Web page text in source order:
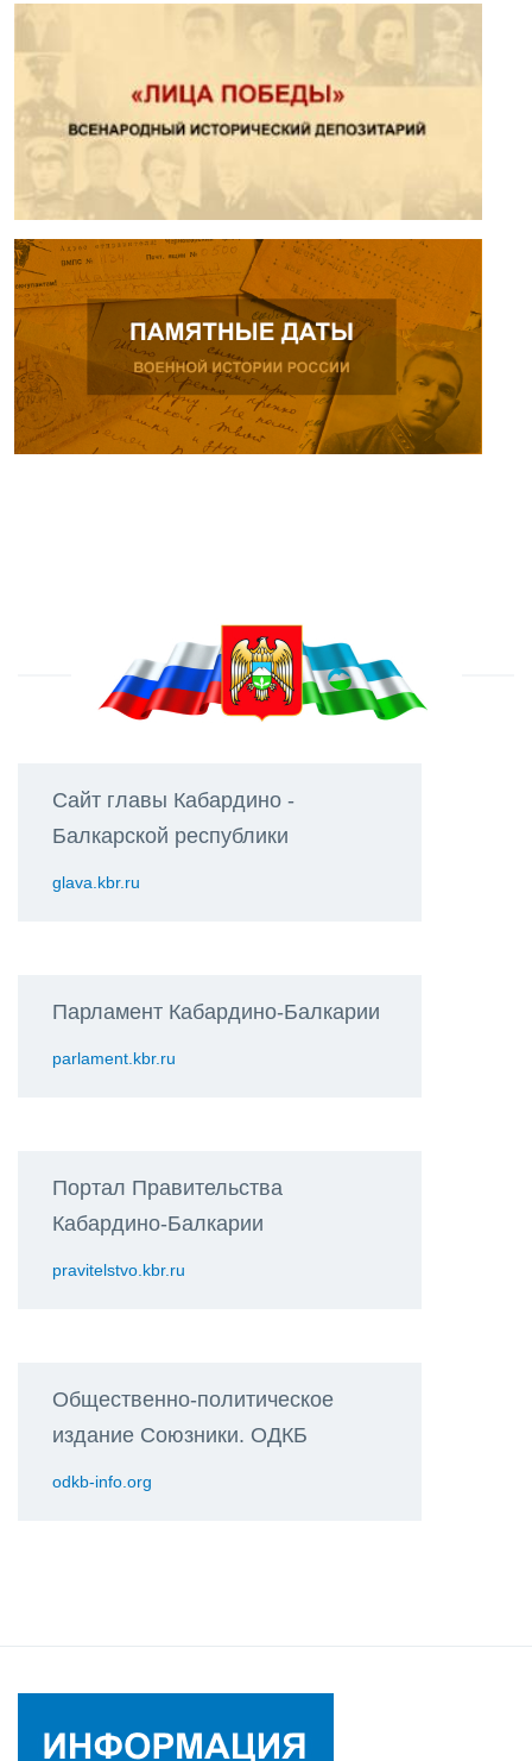
Сайт главы Кабардино -
Балкарской республики
glava.kbr.ru
Парламент Кабардино-Балкарии
parlament.kbr.ru
Портал Правительства
Кабардино-Балкарии
pravitelstvo.kbr.ru
Общественно-политическое
издание Союзники. ОДКБ
odkb-info.org